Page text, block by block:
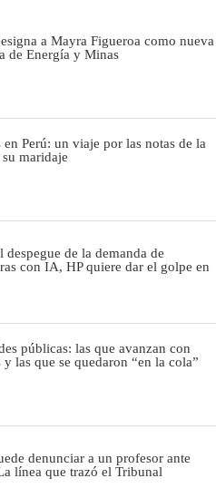
a Mayra Figueroa como nueva
de Energía y Minas
en Perú: un viaje por las notas de la
maridaje
despegue de la demanda de
con IA, HP quiere dar el golpe en
públicas: las que avanzan con
las que se quedaron “en la cola”
denunciar a un profesor ante
línea que trazó el Tribunal